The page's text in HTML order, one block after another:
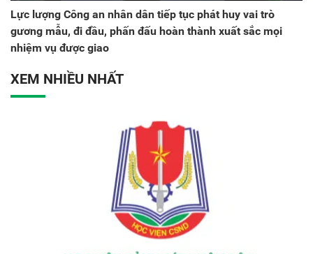
Lực lượng Công an nhân dân tiếp tục phát huy vai trò
gương mẫu, đi đầu, phấn đấu hoàn thành xuất sắc mọi
nhiệm vụ được giao
XEM NHIỀU NHẤT